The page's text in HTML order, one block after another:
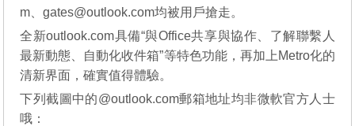
m、gates@outlook.com均被用戶搶走。
全新outlook.com具備“與Office共享與協作、了解聯繫人
最新動態、自動化收件箱”等特色功能，再加上Metro化的
清新界面，確實值得體驗。
下列截圖中的@outlook.com郵箱地址均非微軟官方人士
哦：